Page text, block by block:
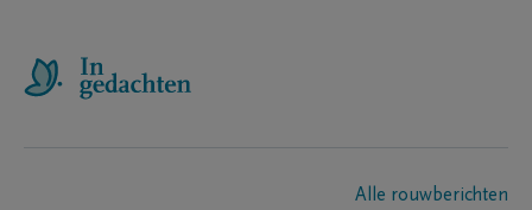
Alle rouwberichten